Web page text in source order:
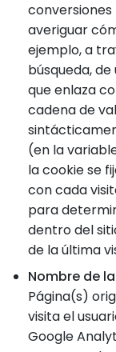
conversiones
averiguar
ejemplo, a
búsqueda,
que enlaza
cadena de
(en la
la cookie se
con cada
para
dentro del
de la última
Nombre de
Página(s)
visita el
Google